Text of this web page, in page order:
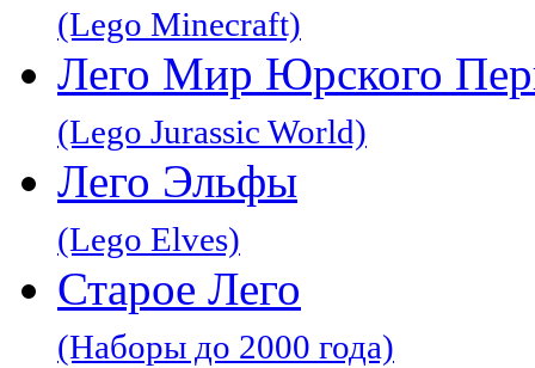
(Lego Minecraft)
Лего Мир Юрского
(Lego Jurassic World)
Лего Эльфы
(Lego Elves)
Старое Лего
(Наборы до 2000 года)